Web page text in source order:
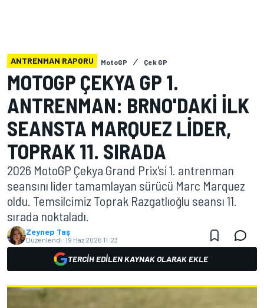
ANTRENMAN RAPORU MotoGP Çek GP
MOTOGP ÇEKYA GP 1.
ANTRENMAN: BRNO'DAKI ILK
SEANSTA MARQUEZ LIDER,
TOPRAK 11. SIRADA
2026 MotoGP Çekya Grand Prix'si 1. antrenman
seansını lider tamamlayan sürücü Marc Marquez
oldu. Temsilcimiz Toprak Razgatlıoğlu seansı 11.
sırada noktaladı.
Zeynep Taş
Düzenlendi: 19 Haz 2026 11:23
TERCIH EDILEN KAYNAK OLARAK EKLE